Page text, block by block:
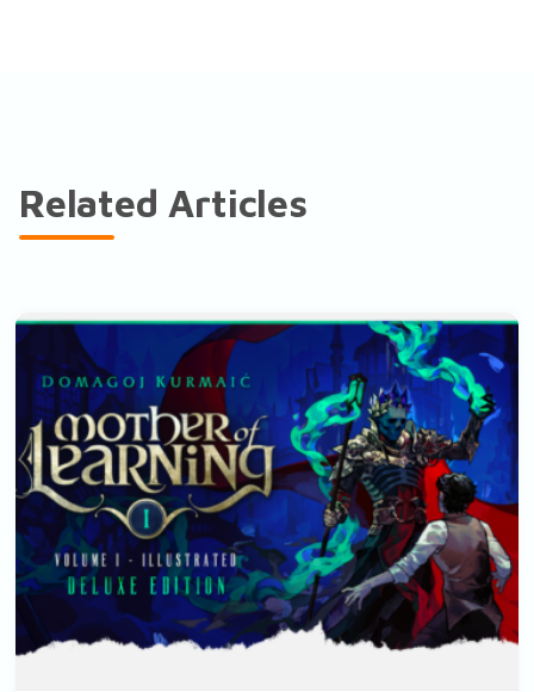
Related Articles